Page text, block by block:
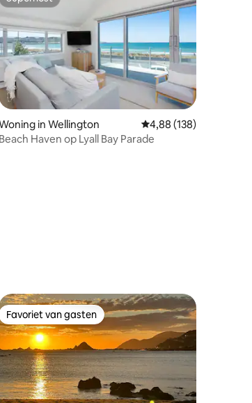
van 4,96 op 5, 160 recensies
Superhost
in Wellington Gemiddelde
4,88 (138)
Beach Haven op Lyall Bay Parade
Favoriet van gasten
Favoriet van gasten